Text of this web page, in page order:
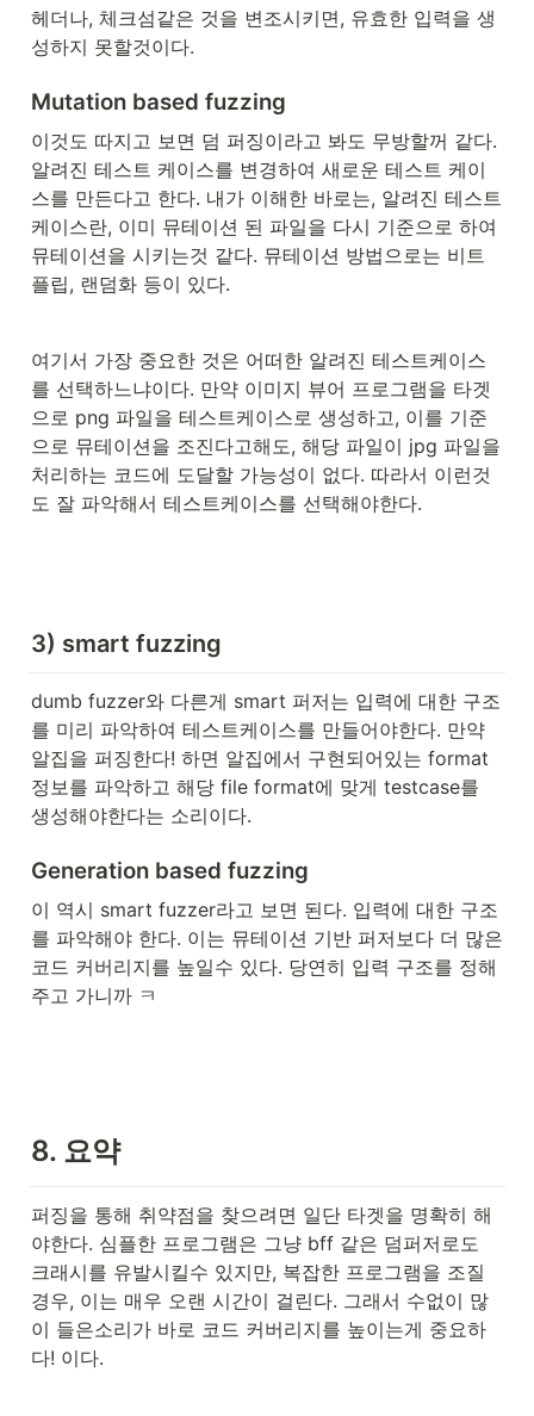
헤더나, 체크섬같은 것을 변조시키면, 유효한 입력을 생
성하지 못할것이다.
Mutation based fuzzing
이것도 따지고 보면 덤 퍼징이라고 봐도 무방할꺼 같다.
알려진 테스트 케이스를 변경하여 새로운 테스트 케이
스를 만든다고 한다. 내가 이해한 바로는, 알려진 테스트
케이스란, 이미 뮤테이션 된 파일을 다시 기준으로 하여
뮤테이션을 시키는것 같다. 뮤테이션 방법으로는 비트
플립, 랜덤화 등이 있다.
여기서 가장 중요한 것은 어떠한 알려진 테스트케이스
를 선택하느냐이다. 만약 이미지 뷰어 프로그램을 타겟
으로 png 파일을 테스트케이스로 생성하고, 이를 기준
으로 뮤테이션을 조진다고해도, 해당 파일이 jpg 파일을
처리하는 코드에 도달할 가능성이 없다. 따라서 이런것
도 잘 파악해서 테스트케이스를 선택해야한다.
3) smart fuzzing
dumb fuzzer와 다른게 smart 퍼저는 입력에 대한 구조
를 미리 파악하여 테스트케이스를 만들어야한다. 만약
알집을 퍼징한다! 하면 알집에서 구현되어있는 format
정보를 파악하고 해당 file format에 맞게 testcase를
생성해야한다는 소리이다.
Generation based fuzzing
이 역시 smart fuzzer라고 보면 된다. 입력에 대한 구조
를 파악해야 한다. 이는 뮤테이션 기반 퍼저보다 더 많은
코드 커버리지를 높일수 있다. 당연히 입력 구조를 정해
주고 가니까 ㅋ
8. 요약
퍼징을 통해 취약점을 찾으려면 일단 타겟을 명확히 해
야한다. 심플한 프로그램은 그냥 bff 같은 덤퍼저로도
크래시를 유발시킬수 있지만, 복잡한 프로그램을 조질
경우, 이는 매우 오랜 시간이 걸린다. 그래서 수없이 많
이 들은소리가 바로 코드 커버리지를 높이는게 중요하
다! 이다.